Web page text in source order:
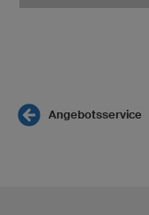
Angebotsservice